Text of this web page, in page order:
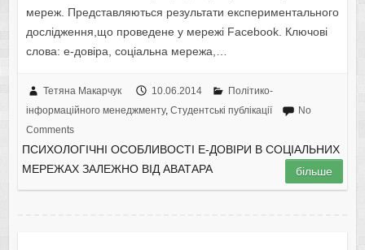
мереж. Представляються результати експериментального
дослідження,що проведене у мережі Facebook. Ключові
слова: е-довіра, соціальна мережа,…
Тетяна Макарчук 10.06.2014
Політико-
інформаційного менеджменту, Студентські публікації
No
Comments
ПСИХОЛОГІЧНІ ОСОБЛИВОСТІ Е-ДОВІРИ В СОЦІАЛЬНИХ
МЕРЕЖАХ ЗАЛЕЖНО ВІД АВАТАРА
більше